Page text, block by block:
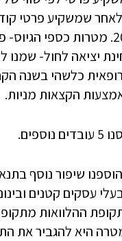
לאחר שמשקיע פרטי
בחודש אוגוסט 2015. מטרות כספי
יציאה לחול- שמנו
כלשהי בשנה
הקצאות מניות.
נוספים.
הוספנו שיפור נוסף
עסקים קטנים
המטרה היא להגביר